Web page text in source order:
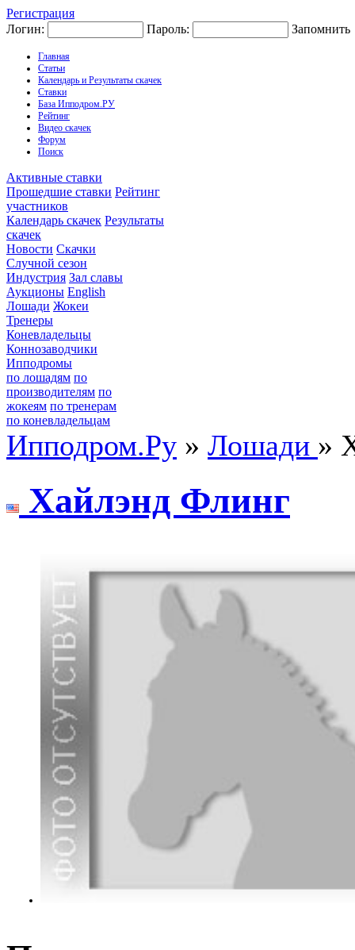
Регистрация
Логин:
Пароль: Запомнить
Главная
Статьи
Календарь и Результаты скачек
Ставки
База Ипподром.РУ
Рейтинг
Видео скачек
Форум
Поиск
Активные ставки
Прошедшие ставки Рейтинг
участников
Календарь скачек Результаты
скачек
Новости Скачки
Случной сезон
Индустрия Зал славы
Аукционы English
Лошади Жокеи
Тренеры
Коневладельцы
Коннозаводчики
Ипподромы
по лошадям по
производителям по
жокеям по тренерам
по коневладельцам
Ипподром.Ру » Лошади »
Xaйлэнд Флинг